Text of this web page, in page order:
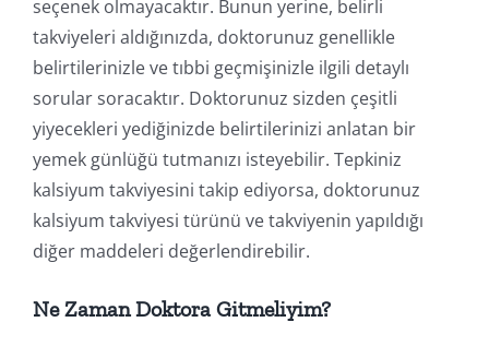
seçenek olmayacaktır. Bunun yerine, belirli
takviyeleri aldığınızda, doktorunuz genellikle
belirtilerinizle ve tıbbi geçmişinizle ilgili detaylı
sorular soracaktır. Doktorunuz sizden çeşitli
yiyecekleri yediğinizde belirtilerinizi anlatan bir
yemek günlüğü tutmanızı isteyebilir. Tepkiniz
kalsiyum takviyesini takip ediyorsa, doktorunuz
kalsiyum takviyesi türünü ve takviyenin yapıldığı
diğer maddeleri değerlendirebilir.
Ne Zaman Doktora Gitmeliyim?